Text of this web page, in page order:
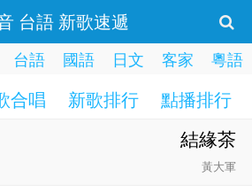
台語 新歌速遞
台語 國語 日文 客家 粵語
合唱 新歌排行 點播排行
結緣茶
黃大軍